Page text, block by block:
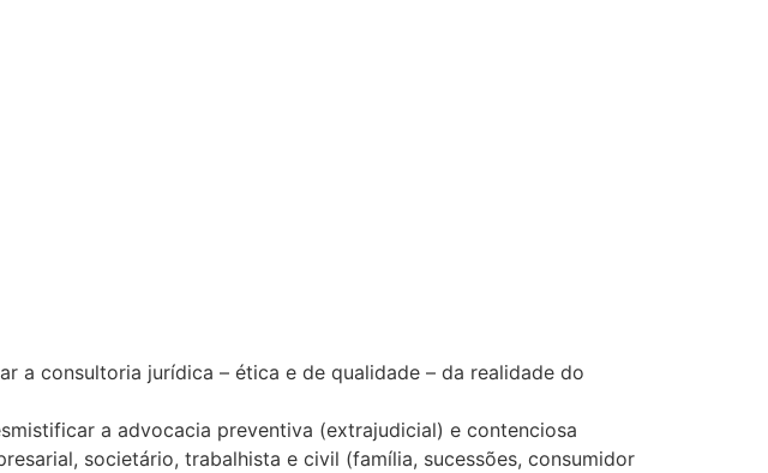
a consultoria jurídica – ética e de qualidade – da realidade do
a advocacia preventiva (extrajudicial) e contenciosa
societário, trabalhista e civil (família, sucessões, consumidor